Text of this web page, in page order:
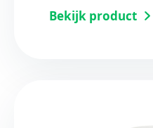
Bekijk product